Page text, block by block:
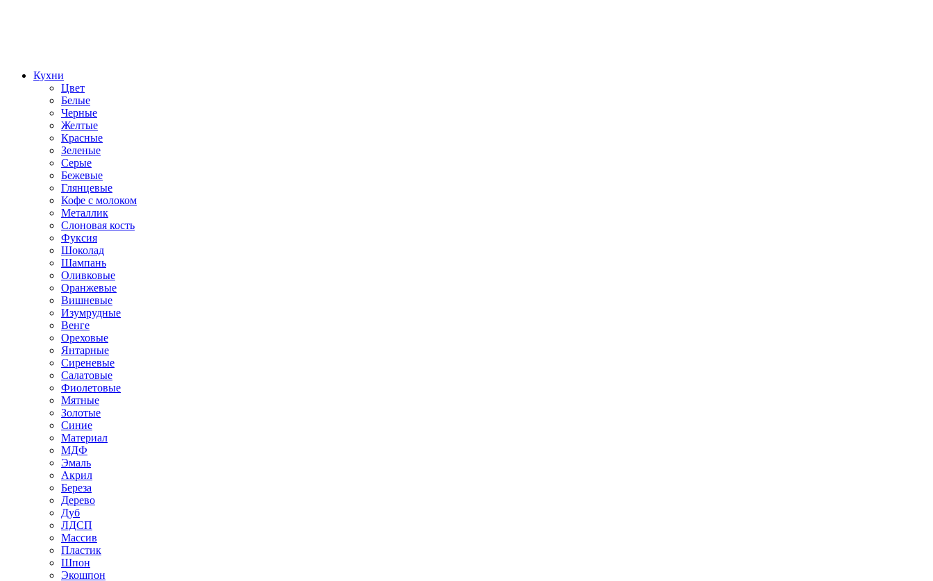
Кухни
Цвет
Белые
Черные
Желтые
Красные
Зеленые
Серые
Бежевые
Глянцевые
Кофе с молоком
Металлик
Слоновая кость
Фуксия
Шоколад
Шампань
Оливковые
Оранжевые
Вишневые
Изумрудные
Венге
Ореховые
Янтарные
Сиреневые
Салатовые
Фиолетовые
Мятные
Золотые
Синие
Материал
МДФ
Эмаль
Акрил
Береза
Дерево
Дуб
ЛДСП
Массив
Пластик
Шпон
Экошпон